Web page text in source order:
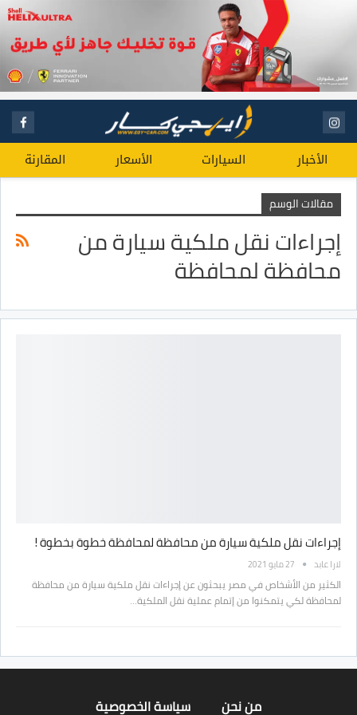
الأخبار السيارات الأسعار المقارنة
مقالات الوسم
إجراءات نقل ملكية سيارة من
محافظة لمحافظة
إجراءات نقل ملكية سيارة من محافظة لمحافظة خطوة بخطوة !
لارا عابد 27 مايو 2021
الكثير من الأشخاص في مصر يبحثون عن إجراءات نقل ملكية سيارة من محافظة
لمحافظة لكي يتمكنوا من إتمام عملية نقل الملكية…
من نحن سياسة الخصوصية